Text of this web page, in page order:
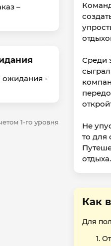
–
ожидания -
1-го уровня
Среди
Не
то для
отдыха.
Как
Для